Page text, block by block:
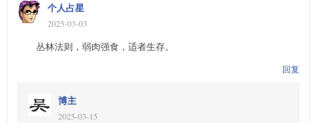
个人占星
2025-03-03
丛林法则，弱肉强食，适者生存。
回复
博主
2025-03-15